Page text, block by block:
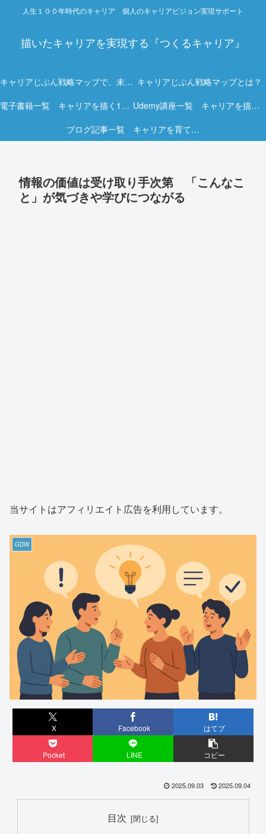
人生１００年時代のキャリア 個人のキャリアビジョン実現サポート
描いたキャリアを実現する『つくるキャリア』
キャリアじぶん戦略マップで、未来を描く力を。 キャリアじぶん戦略マップとは？
電子書籍一覧 キャリアを描く15冊の実践ガイド
Udemy講座一覧 キャリアを描く実践オンライン講座
ブログ記事一覧 キャリアを育てる実践ヒント集
情報の価値は受け取り手次第 「こんなこ
と」が気づきや学びにつながる
当サイトはアフィリエイト広告を利用しています。
GDW
X Facebook はてブ
Pocket LINE コピー
2025.09.03 2025.09.04
目次